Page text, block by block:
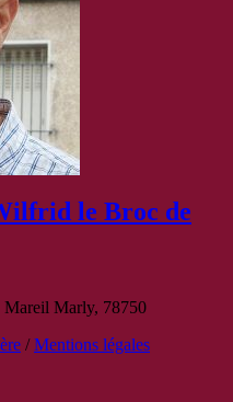
le Broc de
Mareil Marly, 78750
/Mentions légales